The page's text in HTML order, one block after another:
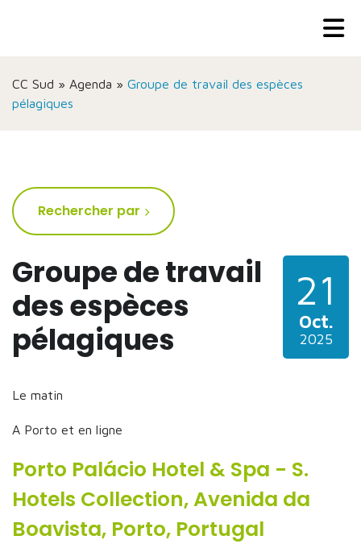
CC Sud » Agenda » Groupe de travail des espèces
pélagiques
Groupe de travail
des espèces
pélagiques
Le matin
A Porto et en ligne
21
Oct.
2025
Porto Palácio Hotel & Spa - S.
Hotels Collection, Avenida da
Boavista, Porto, Portugal
Rechercher par